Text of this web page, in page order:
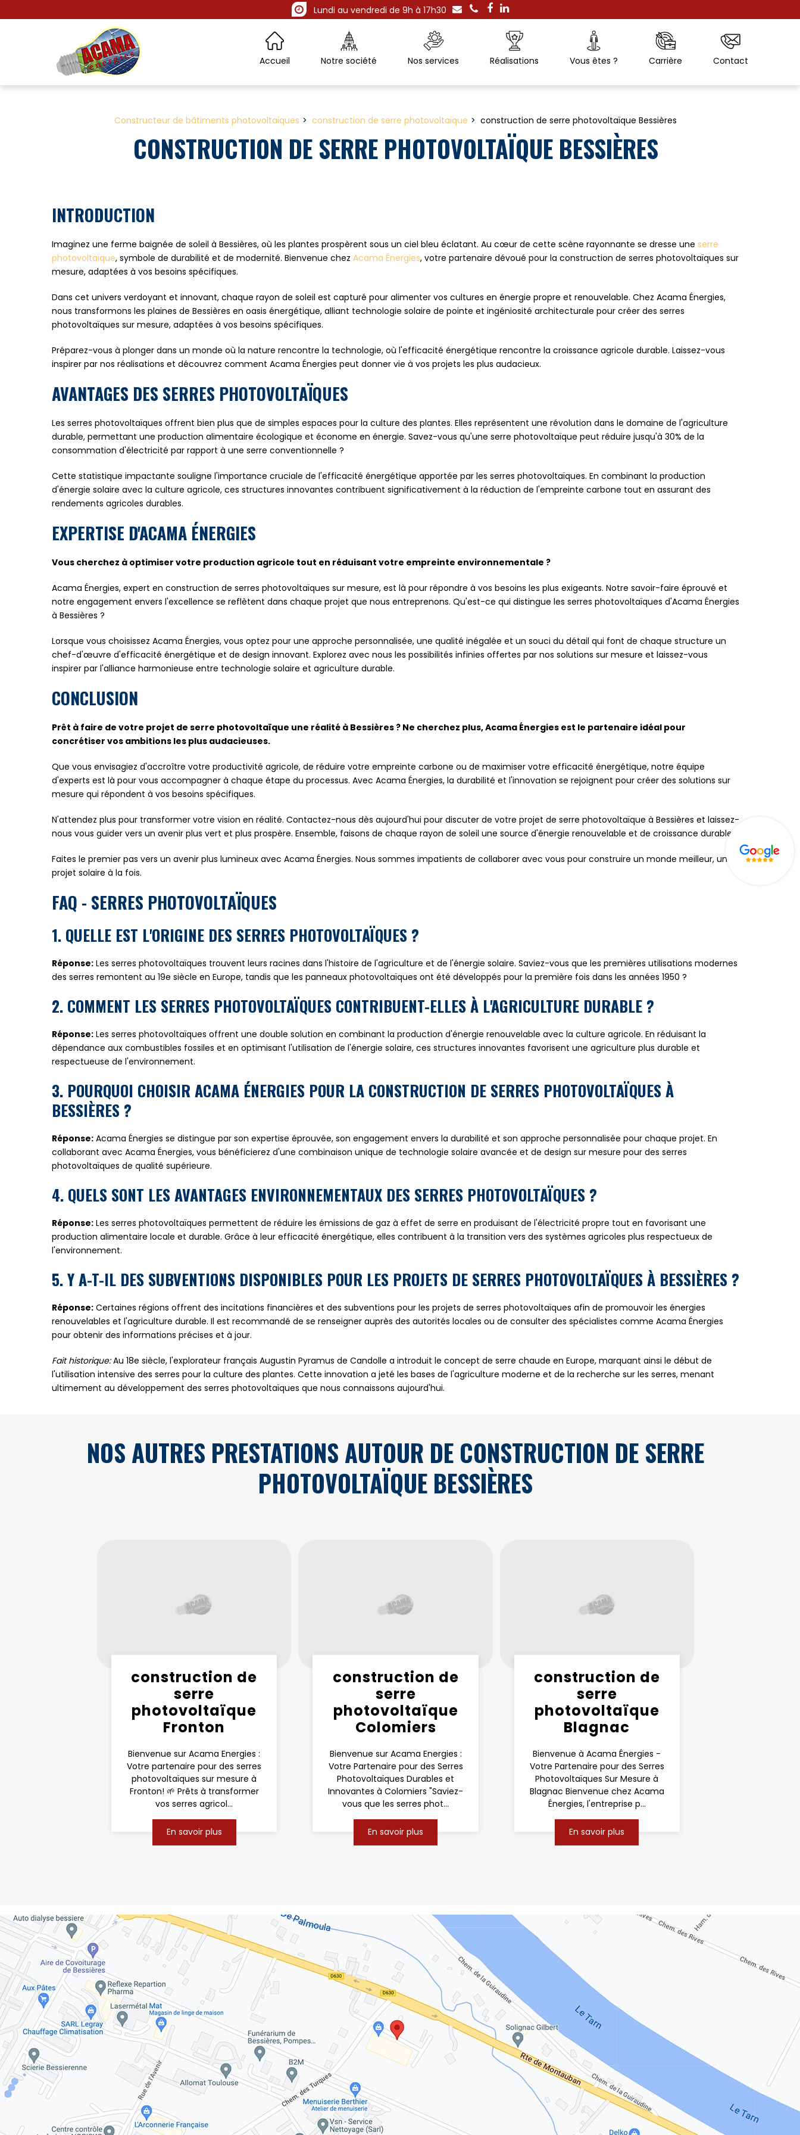
Lundi au vendredi de 9h à 17h30
Accueil Notre société Nos services Réalisations Vous êtes ? Carrière Contact
Constructeur de bâtiments photovoltaïques construction de serre photovoltaïque construction de serre photovoltaïque Bessières
CONSTRUCTION DE SERRE PHOTOVOLTAÏQUE BESSIÈRES
INTRODUCTION
Imaginez une ferme baignée de soleil à Bessières, où les plantes prospèrent sous un ciel bleu éclatant. Au cœur de cette scène rayonnante se dresse une serre
photovoltaïque, symbole de durabilité et de modernité. Bienvenue chez Acama Énergies, votre partenaire dévoué pour la construction de serres photovoltaïques sur
mesure, adaptées à vos besoins spécifiques.
Dans cet univers verdoyant et innovant, chaque rayon de soleil est capturé pour alimenter vos cultures en énergie propre et renouvelable. Chez Acama Énergies,
nous transformons les plaines de Bessières en oasis énergétique, alliant technologie solaire de pointe et ingéniosité architecturale pour créer des serres
photovoltaïques sur mesure, adaptées à vos besoins spécifiques.
Préparez-vous à plonger dans un monde où la nature rencontre la technologie, où l'efficacité énergétique rencontre la croissance agricole durable. Laissez-vous
inspirer par nos réalisations et découvrez comment Acama Énergies peut donner vie à vos projets les plus audacieux.
AVANTAGES DES SERRES PHOTOVOLTAÏQUES
Les serres photovoltaïques offrent bien plus que de simples espaces pour la culture des plantes. Elles représentent une révolution dans le domaine de l'agriculture
durable, permettant une production alimentaire écologique et économe en énergie. Savez-vous qu'une serre photovoltaïque peut réduire jusqu'à 30% de la
consommation d'électricité par rapport à une serre conventionnelle ?
Cette statistique impactante souligne l'importance cruciale de l'efficacité énergétique apportée par les serres photovoltaïques. En combinant la production
d'énergie solaire avec la culture agricole, ces structures innovantes contribuent significativement à la réduction de l'empreinte carbone tout en assurant des
rendements agricoles durables.
EXPERTISE D'ACAMA ÉNERGIES
Vous cherchez à optimiser votre production agricole tout en réduisant votre empreinte environnementale ?
Acama Énergies, expert en construction de serres photovoltaïques sur mesure, est là pour répondre à vos besoins les plus exigeants. Notre savoir-faire éprouvé et
notre engagement envers l'excellence se reflètent dans chaque projet que nous entreprenons. Qu'est-ce qui distingue les serres photovoltaïques d'Acama Énergies
à Bessières ?
Lorsque vous choisissez Acama Énergies, vous optez pour une approche personnalisée, une qualité inégalée et un souci du détail qui font de chaque structure un
chef-d'œuvre d'efficacité énergétique et de design innovant. Explorez avec nous les possibilités infinies offertes par nos solutions sur mesure et laissez-vous
inspirer par l'alliance harmonieuse entre technologie solaire et agriculture durable.
CONCLUSION
Prêt à faire de votre projet de serre photovoltaïque une réalité à Bessières ? Ne cherchez plus, Acama Énergies est le partenaire idéal pour
concrétiser vos ambitions les plus audacieuses.
Que vous envisagiez d'accroître votre productivité agricole, de réduire votre empreinte carbone ou de maximiser votre efficacité énergétique, notre équipe
d'experts est là pour vous accompagner à chaque étape du processus. Avec Acama Énergies, la durabilité et l'innovation se rejoignent pour créer des solutions sur
mesure qui répondent à vos besoins spécifiques.
N'attendez plus pour transformer votre vision en réalité. Contactez-nous dès aujourd'hui pour discuter de votre projet de serre photovoltaïque à Bessières et laissez-
nous vous guider vers un avenir plus vert et plus prospère. Ensemble, faisons de chaque rayon de soleil une source d'énergie renouvelable et de croissance durable.
Faites le premier pas vers un avenir plus lumineux avec Acama Énergies. Nous sommes impatients de collaborer avec vous pour construire un monde meilleur, un
projet solaire à la fois.
FAQ - SERRES PHOTOVOLTAÏQUES
1. QUELLE EST L'ORIGINE DES SERRES PHOTOVOLTAÏQUES ?
Réponse: Les serres photovoltaïques trouvent leurs racines dans l'histoire de l'agriculture et de l'énergie solaire. Saviez-vous que les premières utilisations modernes
des serres remontent au 19e siècle en Europe, tandis que les panneaux photovoltaïques ont été développés pour la première fois dans les années 1950 ?
2. COMMENT LES SERRES PHOTOVOLTAÏQUES CONTRIBUENT-ELLES À L'AGRICULTURE DURABLE ?
Réponse: Les serres photovoltaïques offrent une double solution en combinant la production d'énergie renouvelable avec la culture agricole. En réduisant la
dépendance aux combustibles fossiles et en optimisant l'utilisation de l'énergie solaire, ces structures innovantes favorisent une agriculture plus durable et
respectueuse de l'environnement.
3. POURQUOI CHOISIR ACAMA ÉNERGIES POUR LA CONSTRUCTION DE SERRES PHOTOVOLTAÏQUES À
BESSIÈRES ?
Réponse: Acama Énergies se distingue par son expertise éprouvée, son engagement envers la durabilité et son approche personnalisée pour chaque projet. En
collaborant avec Acama Énergies, vous bénéficierez d'une combinaison unique de technologie solaire avancée et de design sur mesure pour des serres
photovoltaïques de qualité supérieure.
4. QUELS SONT LES AVANTAGES ENVIRONNEMENTAUX DES SERRES PHOTOVOLTAÏQUES ?
Réponse: Les serres photovoltaïques permettent de réduire les émissions de gaz à effet de serre en produisant de l'électricité propre tout en favorisant une
production alimentaire locale et durable. Grâce à leur efficacité énergétique, elles contribuent à la transition vers des systèmes agricoles plus respectueux de
l'environnement.
5. Y A-T-IL DES SUBVENTIONS DISPONIBLES POUR LES PROJETS DE SERRES PHOTOVOLTAÏQUES À BESSIÈRES ?
Réponse: Certaines régions offrent des incitations financières et des subventions pour les projets de serres photovoltaïques afin de promouvoir les énergies
renouvelables et l'agriculture durable. Il est recommandé de se renseigner auprès des autorités locales ou de consulter des spécialistes comme Acama Énergies
pour obtenir des informations précises et à jour.
Fait historique:Au 18e siècle, l'explorateur français Augustin Pyramus de Candolle a introduit le concept de serre chaude en Europe, marquant ainsi le début de
l'utilisation intensive des serres pour la culture des plantes. Cette innovation a jeté les bases de l'agriculture moderne et de la recherche sur les serres, menant
ultimement au développement des serres photovoltaïques que nous connaissons aujourd'hui.
NOS AUTRES PRESTATIONS AUTOUR DE CONSTRUCTION DE SERRE
PHOTOVOLTAÏQUE BESSIÈRES
construction de
serre
photovoltaïque
Fronton
Bienvenue sur Acama Energies :
Votre partenaire pour des serres
photovoltaïques sur mesure à
Fronton! 🌱 Prêts à transformer
vos serres agricol...
En savoir plus
construction de
serre
photovoltaïque
Colomiers
Bienvenue sur Acama Energies :
Votre Partenaire pour des Serres
Photovoltaïques Durables et
Innovantes à Colomiers "Saviez-
vous que les serres phot...
En savoir plus
construction de
serre
photovoltaïque
Blagnac
Bienvenue à Acama Énergies -
Votre Partenaire pour des Serres
Photovoltaïques Sur Mesure à
Blagnac Bienvenue chez Acama
Énergies, l'entreprise p...
En savoir plus